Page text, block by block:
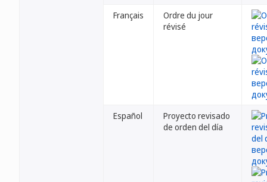
Français
Ordre du jour
révisé
Español
Proyecto revisado
de orden del día